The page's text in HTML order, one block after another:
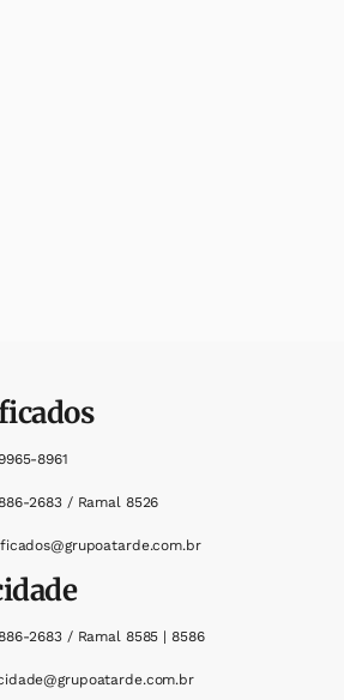
8961
2683 / Ramal 8526
2683 / Ramal 8585 | 8586